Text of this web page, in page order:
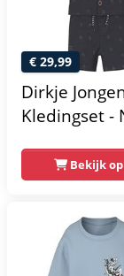
€ 29,99
Dirkje
Kledingset -
Bekijk